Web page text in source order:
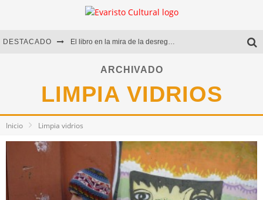
DESTACADO El libro en la mira de la desregulación
Marcelo Rubio | El llovedor
Diego Meret | Hotel Acapulco
Alejandra Correa | La nieve
ARCHIVADO
LIMPIA VIDRIOS
Inicio Limpia vidrios